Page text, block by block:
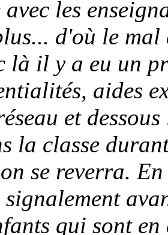
les
d'où le
là il y a eu un
aides
et
la classe
se reverra.
signalement
qui sont